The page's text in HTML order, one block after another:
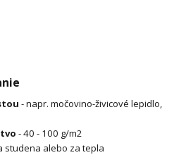
- napr. močovino-živicové lepidlo,
- 40 - 100 g/m2
studena alebo za tepla